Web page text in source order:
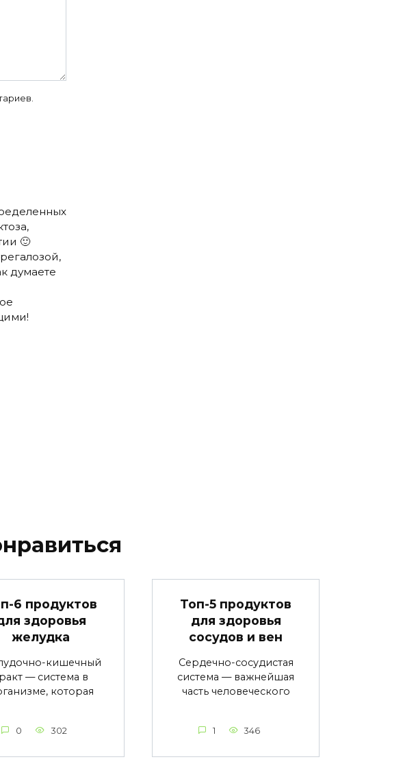
🙂
думаете
6 продуктов
здоровья
желудка
кишечный
— система в
которая
0 302
Топ-5 продуктов
для здоровья
сосудов и вен
Сердечно-сосудистая
система — важнейшая
часть человеческого
1 346